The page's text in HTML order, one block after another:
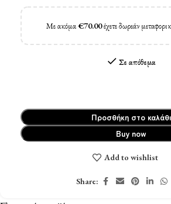
Με ακόμα€70.00έχετε δωρεάν
Σε απόθεμα
Προσθήκη στο καλάθι
Buy now
Add to wishlist
Share: